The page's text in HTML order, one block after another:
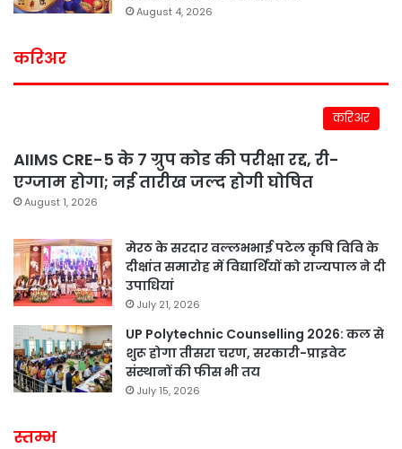
August 4, 2026
करिअर
करिअर
AIIMS CRE-5 के 7 ग्रुप कोड की परीक्षा रद्द, री-
एग्जाम होगा; नई तारीख जल्द होगी घोषित
August 1, 2026
मेरठ के सरदार वल्लभभाई पटेल कृषि विवि के
दीक्षांत समारोह में विद्यार्थियों को राज्यपाल ने दी
उपाधियां
July 21, 2026
UP Polytechnic Counselling 2026: कल से
शुरू होगा तीसरा चरण, सरकारी-प्राइवेट
संस्थानों की फीस भी तय
July 15, 2026
स्तम्भ